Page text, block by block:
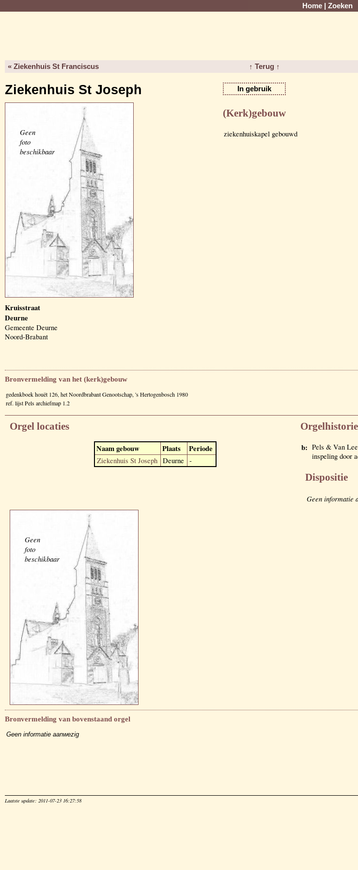
Home Zoeken
« Ziekenhuis St Franciscus ↑ Terug ↑
Ziekenhuis St Joseph In gebruik
Geen
foto
beschikbaar
Kruisstraat
Deurne
Gemeente Deurne
Noord-Brabant
(Kerk)gebouw
ziekenhuiskapel gebouwd
Bronvermelding van het (kerk)gebouw
gedenkboek houët 126, het Noordbrabant Genootschap, 's Hertogenbosch 1980
ref. lijst Pels archiefmap 1.2
Orgel locaties
Naam gebouw Plaats Periode
Ziekenhuis St Joseph Deurne -
Orgelhistorie
b: Pels & Van
inspeling door
Dispositie
Geen informatie
Geen
foto
beschikbaar
Bronvermelding van bovenstaand orgel
Geen informatie aanwezig
Laatste update: 2011-07-23 16:27:58